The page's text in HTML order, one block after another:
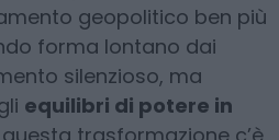
geopolitico ben più
forma lontano dai
silenzioso, ma
equilibri di potere in